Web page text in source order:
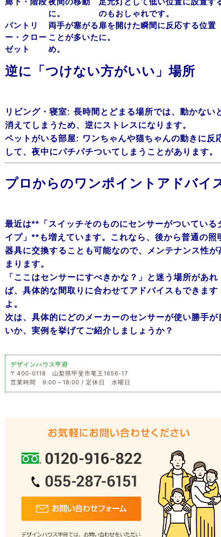
廊下・階段 夜間の移動
に。
足元灯として低い位置に設置す
のもおしゃれです。
パントリ
ー・クロー
ゼット
両手が塞がる
ことが多いた
め。
扉を開けた瞬間に反応する位置
に。
逆に「つけない方がいい」場所
リビング・寝室: 長時間とどまる場所では、動かない
消えてしまうため、逆にストレスになります。
ペットがいる部屋: ワンちゃんや猫ちゃんの動きに反
して、夜中にパチパチついてしまうことがあります。
プロからのワンポイントアドバイ
最近は**「スイッチそのものにセンサーがついている
イプ」**も増えています。これなら、後から普通の照
器具に交換することも可能なので、メンテナンス性が
まります。
「ここはセンサーにすべきかな？」と迷う場所があれ
ば、具体的な間取りに合わせてアドバイスもできます
よ。
次は、具体的にどのメーカーのセンサーが使い勝手が
いか、実例を挙げてご紹介しましょうか？
デザインハウス甲府
〒400-0118 山梨県甲斐市竜王1656-17
営業時間 9:00～18:00 / 定休日 水曜日